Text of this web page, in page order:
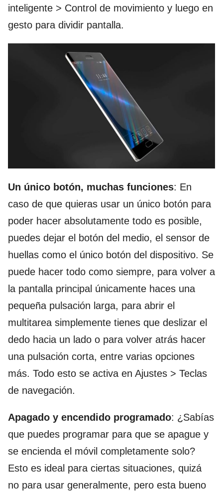
inteligente > Control de movimiento y luego en
gesto para dividir pantalla.
Un único botón, muchas funciones: En
caso de que quieras usar un único botón para
poder hacer absolutamente todo es posible,
puedes dejar el botón del medio, el sensor de
huellas como el único botón del dispositivo. Se
puede hacer todo como siempre, para volver a
la pantalla principal únicamente haces una
pequeña pulsación larga, para abrir el
multitarea simplemente tienes que deslizar el
dedo hacia un lado o para volver atrás hacer
una pulsación corta, entre varias opciones
más. Todo esto se activa en Ajustes > Teclas
de navegación.
Apagado y encendido programado: ¿Sabías
que puedes programar para que se apague y
se encienda el móvil completamente solo?
Esto es ideal para ciertas situaciones, quizá
no para usar generalmente, pero esta bueno